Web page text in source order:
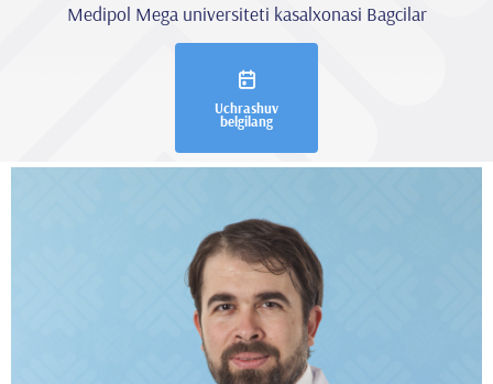
Medipol Mega universiteti kasalxonasi Bagcilar
Uchrashuv
belgilang